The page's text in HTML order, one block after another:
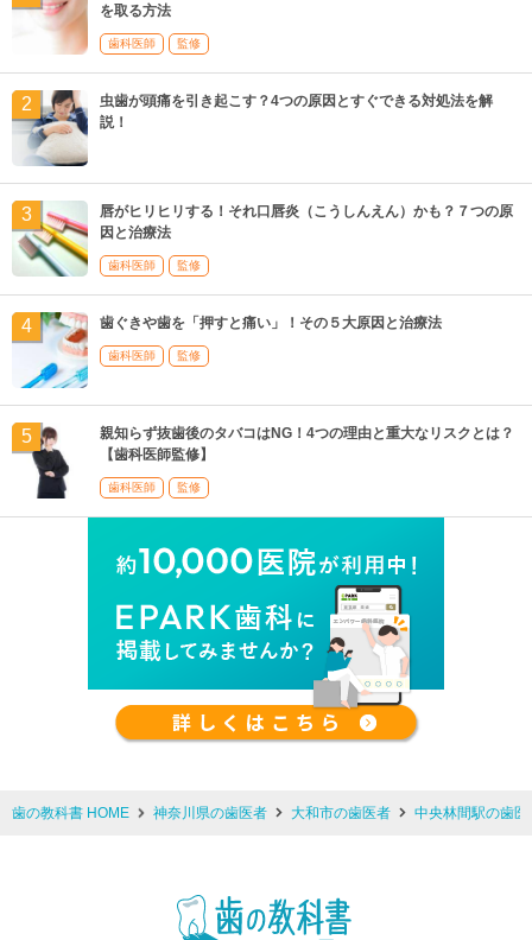
を取る方法
歯科医師 監修
虫歯が頭痛を引き起こす？4つの原因とすぐできる対処法を解
説！
唇がヒリヒリする！それ口唇炎（こうしんえん）かも？７つの原
因と治療法
歯科医師 監修
歯ぐきや歯を「押すと痛い」！その５大原因と治療法
歯科医師 監修
親知らず抜歯後のタバコはNG！4つの理由と重大なリスクとは？
【歯科医師監修】
歯科医師 監修
歯の教科書 HOME 神奈川県の歯医者 大和市の歯医者 中央林間駅の歯医